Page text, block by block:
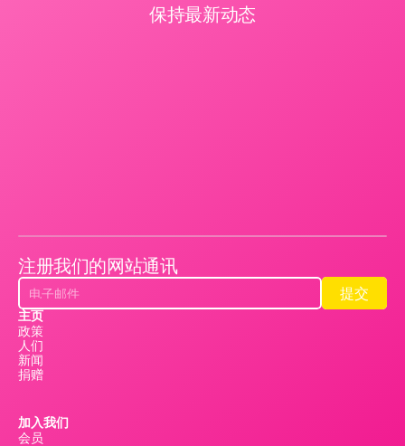
保持最新动态
注册我们的网站通讯
提交
提交
主页
政策
人们
新闻
捐赠
加入我们
会员